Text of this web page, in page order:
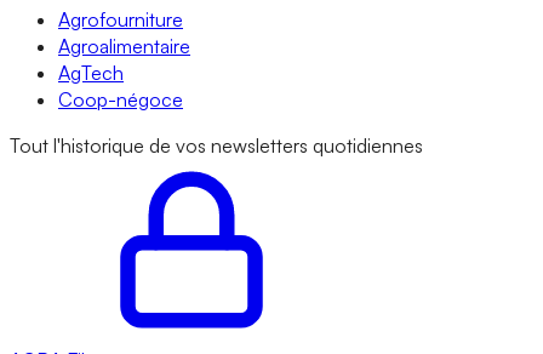
Agrofourniture
Agroalimentaire
AgTech
Coop-négoce
Tout l'historique de vos newsletters quotidiennes